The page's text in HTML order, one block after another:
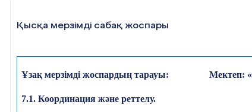
смайлдер арқылы кері байланыс жасайды.
Қысқа мерзімді сабақ жоспары
Ұзақ мерзімді жоспардың тарауы:
7.1. Координация және реттелу.
Мектеп: «